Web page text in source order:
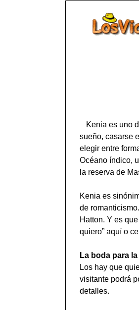
Kenia es uno
sueño, casarse
elegir entre
Océano índico,
la reserva de
Kenia es
de
Hatton. Y es
quiero” aquí o
La boda para
Los hay que
visitante podrá
detalles.